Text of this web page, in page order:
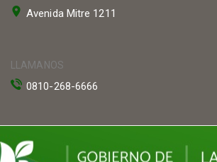
Avenida Mitre 1211
LLAMANOS
0810-268-6666